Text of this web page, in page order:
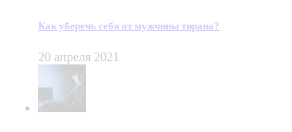
Как уберечь себя от мужчины тирана?
20 апреля 2021